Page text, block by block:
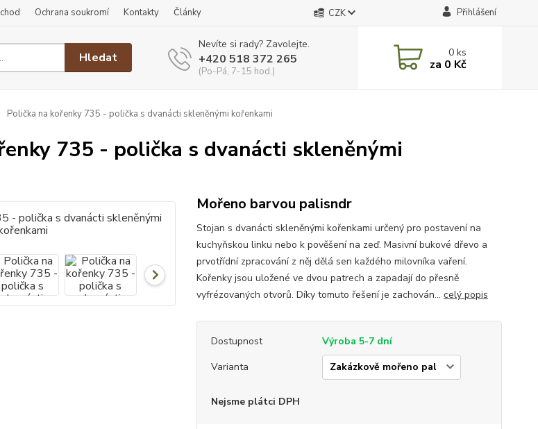
Ochrana soukromí Kontakty Články CZK Přihlášení
Hledat
Nevíte si rady? Zavolejte.
+420 518 372 265
(Po-Pá, 7-15 hod.)
0ks
za 0 Kč
Polička na kořenky 735 - polička s dvanácti skleněnými kořenkami
735 - polička s dvanácti skleněnými
Mořeno barvou palisndr
Stojan s dvanácti skleněnými kořenkami určený pro postavení na
kuchyňskou linku nebo k pověšení na zeď. Masivní bukové dřevo a
prvotřídní zpracování z něj dělá sen každého milovníka vaření.
Kořenky jsou uložené ve dvou patrech a zapadají do přesně
vyfrézovaných otvorů. Díky tomuto řešení je zachován... celý popis
Dostupnost
Výroba 5-7 dní
Varianta
Nejsme plátci DPH